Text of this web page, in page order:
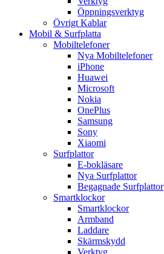
Öppningsverktyg
Övrigt Kablar
Mobil & Surfplatta
Mobiltelefoner
Nya Mobiltelefoner
iPhone
Huawei
Microsoft
Nokia
OnePlus
Samsung
Sony
Xiaomi
Surfplattor
E-bokläsare
Nya Surfplattor
Begagnade Surfplattor
Smartklockor
Smartklockor
Armband
Laddare
Skärmskydd
Verktyg